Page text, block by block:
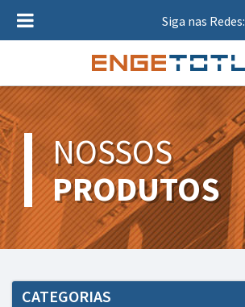
Siga nas Redes:
NOSSOS
PRODUTOS
CATEGORIAS